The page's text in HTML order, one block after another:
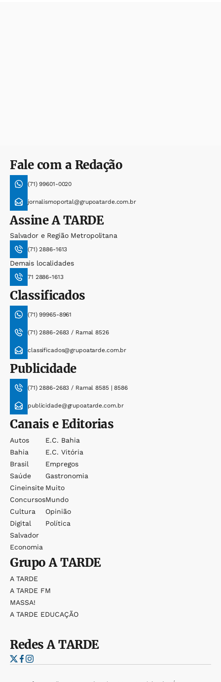
Fale com a Redação
(71) 99601-0020
jornalismoportal@grupoatarde.com.br
AssineA TARDE
Salvador e Região Metropolitana
(71) 2886-1613
Demais localidades
71 2886-1613
Classificados
(71) 99965-8961
(71) 2886-2683 / Ramal 8526
classificados@grupoatarde.com.br
Publicidade
(71) 2886-2683 / Ramal 8585 | 8586
publicidade@grupoatarde.com.br
Canais e Editorias
Autos
Bahia
Brasil
Saúde
Cineinsite
Concursos
Cultura
Digital
Salvador
Economia
E.c. Bahia
E.c. Vitória
Empregos
Gastronomia
Muito
Mundo
Opinião
Política
GrupoA TARDE
A TARDE
A TARDE FM
MASSA!
A TARDE EDUCAÇÃO
RedesA TARDE